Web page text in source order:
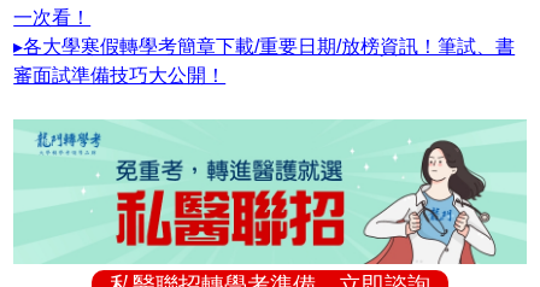
一次看！
▸各大學寒假轉學考簡章下載/重要日期/放榜資訊！筆試、書
審面試準備技巧大公開！